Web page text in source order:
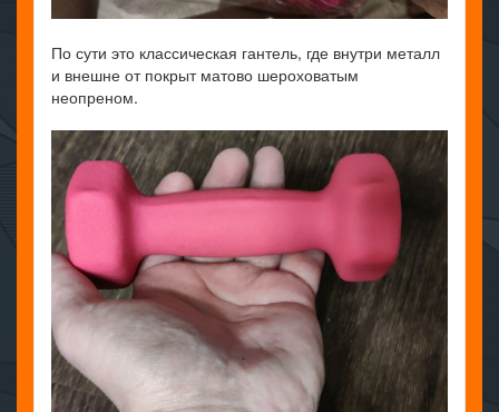
По сути это классическая гантель, где внутри металл
и внешне от покрыт матово шероховатым
неопреном.